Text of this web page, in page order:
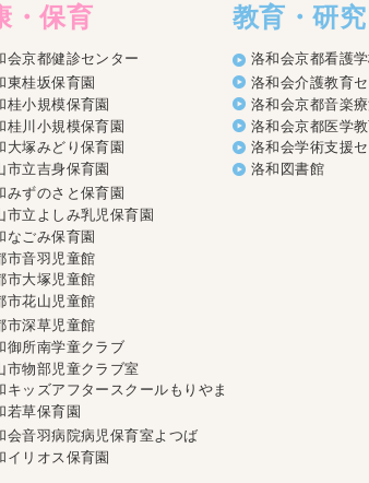
・保育
会京都健診センター
東桂坂保育園
桂小規模保育園
桂川小規模保育園
大塚みどり保育園
市立吉身保育園
みずのさと保育園
市立よしみ乳児保育園
なごみ保育園
市音羽児童館
市大塚児童館
市花山児童館
市深草児童館
御所南学童クラブ
市物部児童クラブ室
キッズアフタースクールもりやま
若草保育園
会音羽病院病児保育室よつば
イリオス保育園
教育・研究
洛和会京都看護
洛和会介護教育
洛和会京都音楽
洛和会京都医学
洛和会学術支援
洛和図書館